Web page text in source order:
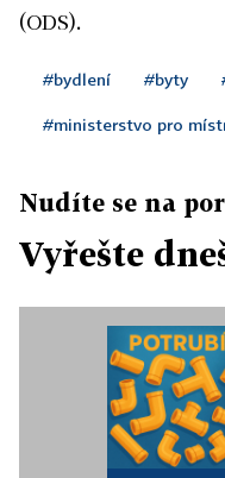
(ODS).
#bydlení #byty
#ministerstvo pro
Nudíte se na
Vyřešte